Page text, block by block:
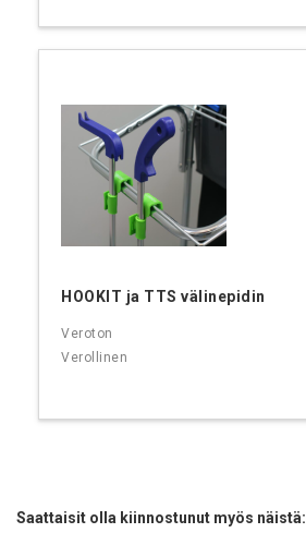
HOOKIT ja TTS välinepidin
Saattaisit olla kiinnostunut myös näistä: